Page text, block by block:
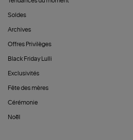
Soldes
Archives
Offres Privilèges
Black Friday Lulli
Exclusivités
Fête des mères
Cérémonie
Noël